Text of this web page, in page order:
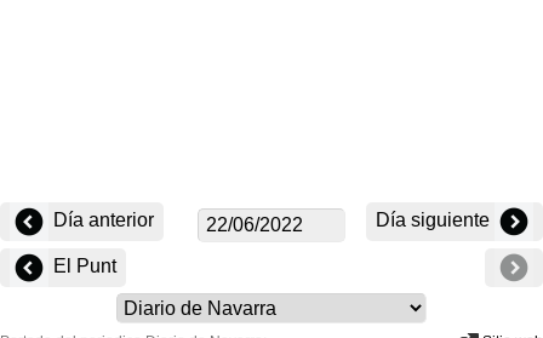
Día anterior Día siguiente
El Punt